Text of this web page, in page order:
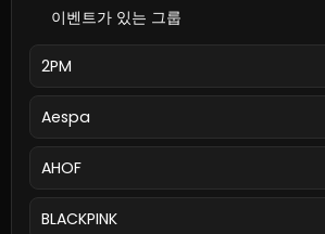
이벤트가 있는 그룹
2PM
Aespa
AHOF
BLACKPINK